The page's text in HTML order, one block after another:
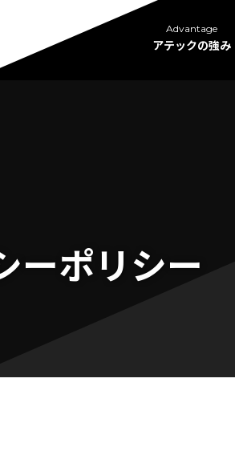
Advantage
アテックの強み
ーポリシー